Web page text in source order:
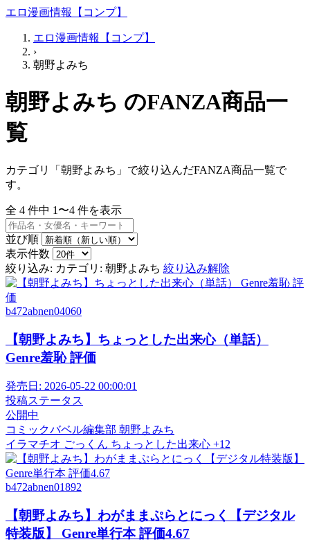
エロ漫画情報【コンプ】
エロ漫画情報【コンプ】
›
朝野よみち
朝野よみち のFANZA商品一
覧
カテゴリ「朝野よみち」で絞り込んだFANZA商品一覧で
す。
全 4 件中 1〜4 件を表示
並び順
表示件数
絞り込み: カテゴリ: 朝野よみち 絞り込み解除
b472abnen04060
【朝野よみち】ちょっとした出来心（単話）
Genre羞恥 評価
発売日: 2026-05-22 00:00:01
投稿ステータス
公開中
コミックバベル編集部 朝野よみち
イラマチオ ごっくん ちょっとした出来心 +12
b472abnen01892
【朝野よみち】わがままぷらとにっく【デジタル
特装版】 Genre単行本 評価4.67